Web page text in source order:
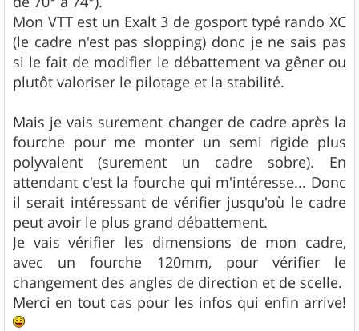
Mon VTT est un Exalt 3 de gosport typé rando XC
(le cadre n'est pas slopping) donc je ne sais pas
si le fait de modifier le débattement va gêner ou
plutôt valoriser le pilotage et la stabilité.
Mais je vais surement changer de cadre après la
fourche pour me monter un semi rigide plus
polyvalent (surement un cadre sobre). En
attendant c'est la fourche qui m'intéresse... Donc
il serait intéressant de vérifier jusqu'où le cadre
peut avoir le plus grand débattement.
Je vais vérifier les dimensions de mon cadre,
avec un fourche 120mm, pour vérifier le
changement des angles de direction et de scelle.
Merci en tout cas pour les infos qui enfin arrive!